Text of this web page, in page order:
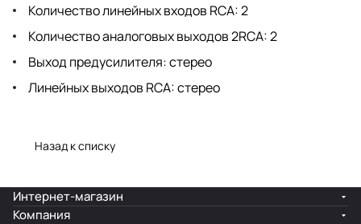
Количество линейных входов RCA: 2
Количество аналоговых выходов 2RCA: 2
Выход предусилителя: стерео
Линейных выходов RCA: стерео
Назад к списку
Интернет-магазин
Компания